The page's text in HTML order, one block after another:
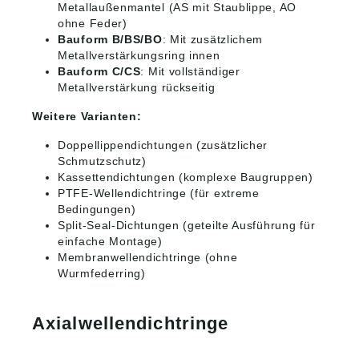
Metallaußenmantel (AS mit Staublippe, AO
ohne Feder)
Bauform B/BS/BO: Mit zusätzlichem
Metallverstärkungsring innen
Bauform C/CS: Mit vollständiger
Metallverstärkung rückseitig
Weitere Varianten:
Doppellippendichtungen (zusätzlicher
Schmutzschutz)
Kassettendichtungen (komplexe Baugruppen)
PTFE-Wellendichtringe (für extreme
Bedingungen)
Split-Seal-Dichtungen (geteilte Ausführung für
einfache Montage)
Membranwellendichtringe (ohne
Wurmfederring)
Axialwellendichtringe